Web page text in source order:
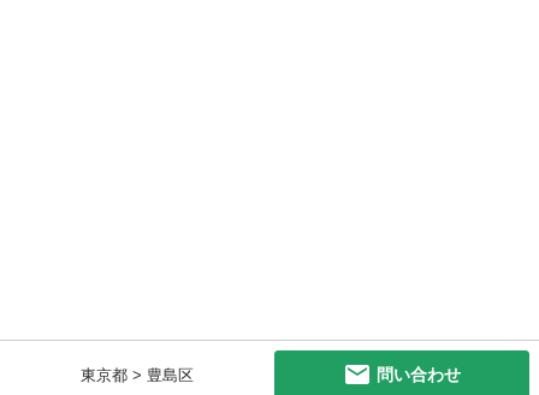
東京都 > 豊島区 問い合わせ